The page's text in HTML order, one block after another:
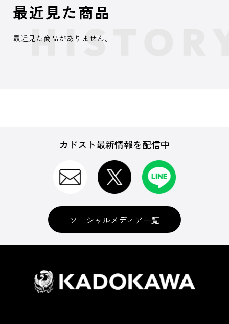
最近見た商品
最近見た商品がありません。
カドスト最新情報を配信中
ソーシャルメディア一覧